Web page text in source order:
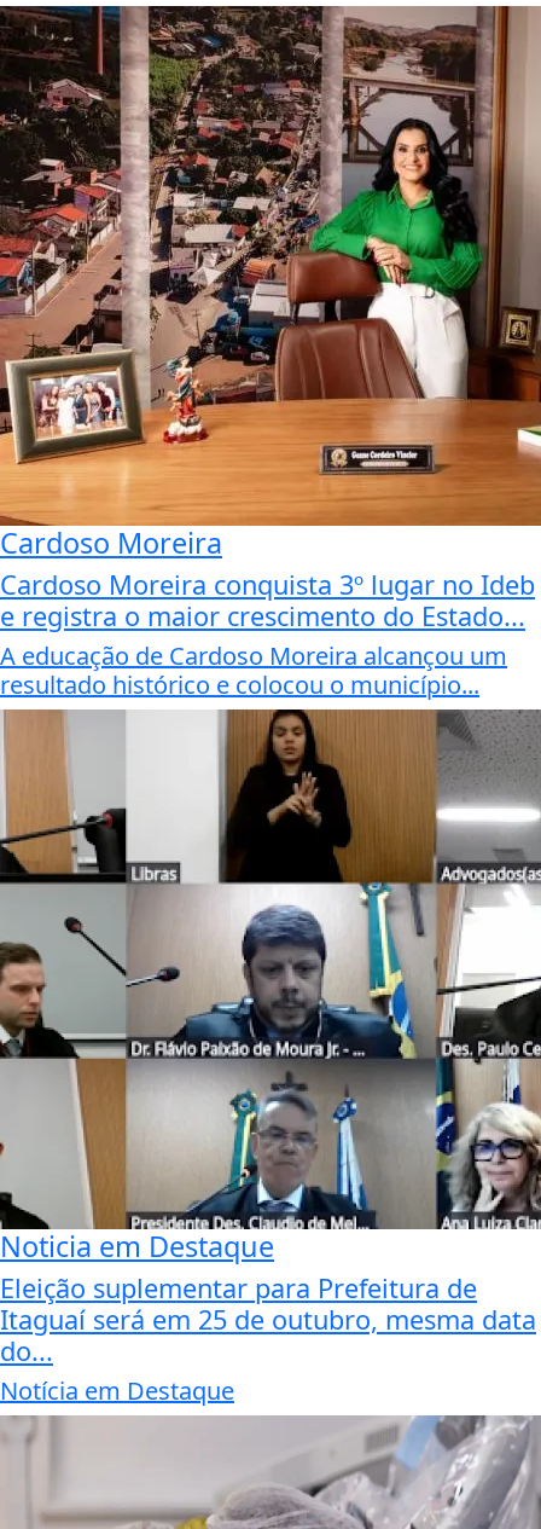
Cardoso Moreira
Cardoso Moreira conquista 3º lugar no Ideb
e registra o maior crescimento do Estado...
A educação de Cardoso Moreira alcançou um
resultado histórico e colocou o município...
Noticia em Destaque
Eleição suplementar para Prefeitura de
Itaguaí será em 25 de outubro, mesma data
do...
Notícia em Destaque